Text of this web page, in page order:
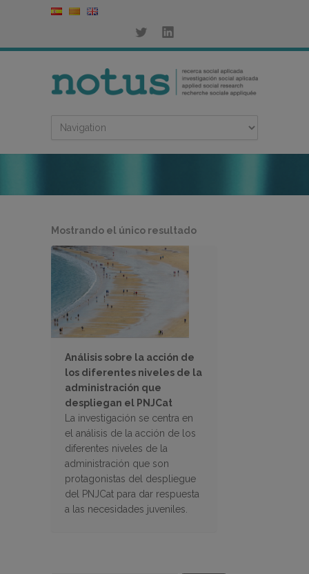
Mostrando el único resultado
Análisis sobre la acción de
los diferentes niveles de la
administración que
despliegan el PNJCat
La investigación se centra en
el análisis de la acción de los
diferentes niveles de la
administración que son
protagonistas del despliegue
del PNJCat para dar respuesta
a las necesidades juveniles.